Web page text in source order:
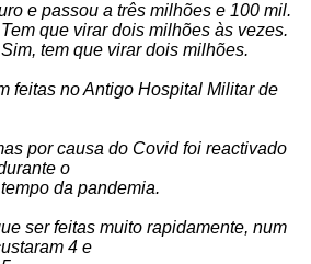
e passou a três milhões e 100 mil.
Tem que virar dois milhões às vezes.
Sim, tem que virar dois milhões.
feitas no Antigo Hospital Militar de
por causa do Covid foi reactivado
o
tempo da pandemia.
ser feitas muito rapidamente, num
4 e